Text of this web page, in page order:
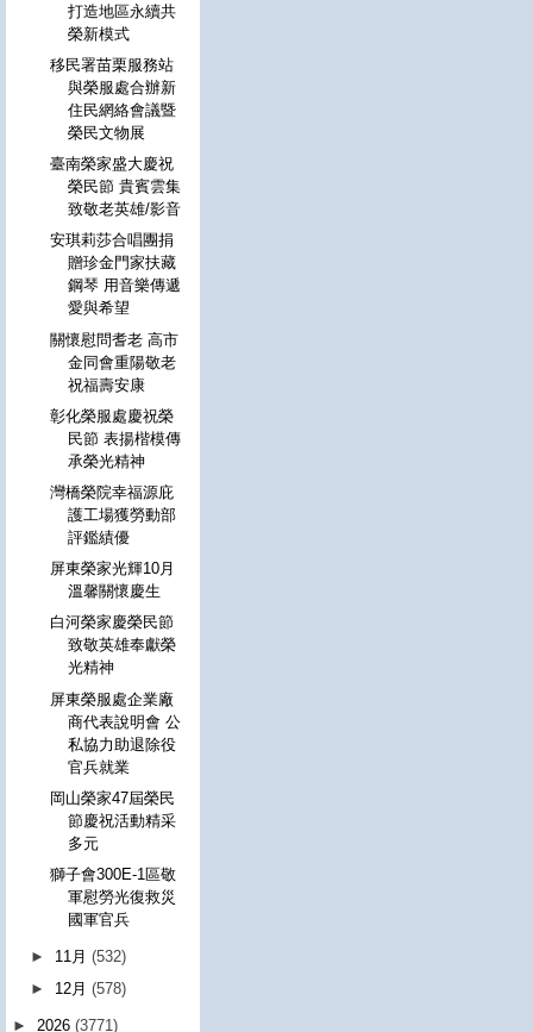
打造地區永續共
榮新模式
移民署苗栗服務站
與榮服處合辦新
住民網絡會議暨
榮民文物展
臺南榮家盛大慶祝
榮民節 貴賓雲集
致敬老英雄/影音
安琪莉莎合唱團捐
贈珍金門家扶藏
鋼琴 用音樂傳遞
愛與希望
關懷慰問耆老 高市
金同會重陽敬老
祝福壽安康
彰化榮服處慶祝榮
民節 表揚楷模傳
承榮光精神
灣橋榮院幸福源庇
護工場獲勞動部
評鑑績優
屏東榮家光輝10月
溫馨關懷慶生
白河榮家慶榮民節
致敬英雄奉獻榮
光精神
屏東榮服處企業廠
商代表說明會 公
私協力助退除役
官兵就業
岡山榮家47屆榮民
節慶祝活動精采
多元
獅子會300E-1區敬
軍慰勞光復救災
國軍官兵
► 11月(532)
► 12月(578)
► 2026 (3771)